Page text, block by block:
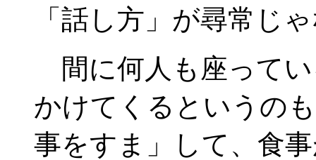
「話し方」が尋常じ
間に何人も座って
かけてくるというの
事をすま」して、食